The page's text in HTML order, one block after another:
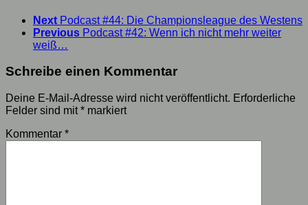
Next Podcast #44: Die Championsleague des Westens
Previous Podcast #42: Wenn ich nicht mehr weiter
weiß…
Schreibe einen Kommentar
Deine E-Mail-Adresse wird nicht veröffentlicht. Erforderliche
Felder sind mit* markiert
Kommentar *